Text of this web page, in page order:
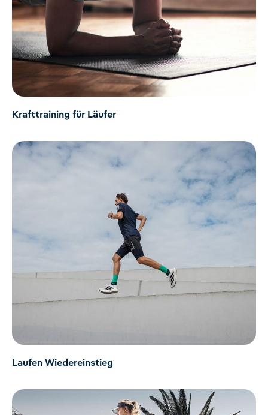
Krafttraining für Läufer
Laufen Wiedereinstieg